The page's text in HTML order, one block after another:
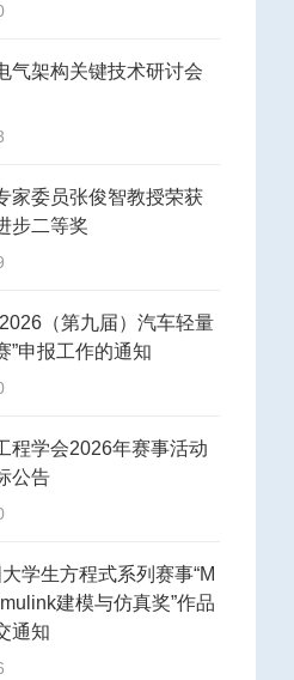
气架构关键技术研讨会
家委员张俊智教授荣获
步二等奖
（第九届）汽车轻量
”申报工作的通知
程学会2026年赛事活动
公告
学生方程式系列赛事“M
建模与仿真奖”作品
通知